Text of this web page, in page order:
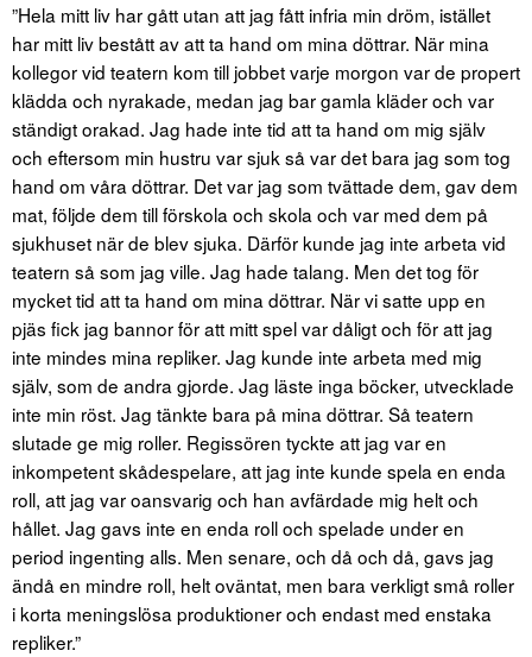
”Hela mitt liv har gått utan att jag fått infria min dröm, istället
har mitt liv bestått av att ta hand om mina döttrar. När mina
kollegor vid teatern kom till jobbet varje morgon var de propert
klädda och nyrakade, medan jag bar gamla kläder och var
ständigt orakad. Jag hade inte tid att ta hand om mig själv
och eftersom min hustru var sjuk så var det bara jag som tog
hand om våra döttrar. Det var jag som tvättade dem, gav dem
mat, följde dem till förskola och skola och var med dem på
sjukhuset när de blev sjuka. Därför kunde jag inte arbeta vid
teatern så som jag ville. Jag hade talang. Men det tog för
mycket tid att ta hand om mina döttrar. När vi satte upp en
pjäs fick jag bannor för att mitt spel var dåligt och för att jag
inte mindes mina repliker. Jag kunde inte arbeta med mig
själv, som de andra gjorde. Jag läste inga böcker, utvecklade
inte min röst. Jag tänkte bara på mina döttrar. Så teatern
slutade ge mig roller. Regissören tyckte att jag var en
inkompetent skådespelare, att jag inte kunde spela en enda
roll, att jag var oansvarig och han avfärdade mig helt och
hållet. Jag gavs inte en enda roll och spelade under en
period ingenting alls. Men senare, och då och då, gavs jag
ändå en mindre roll, helt oväntat, men bara verkligt små roller
i korta meningslösa produktioner och endast med enstaka
repliker.”